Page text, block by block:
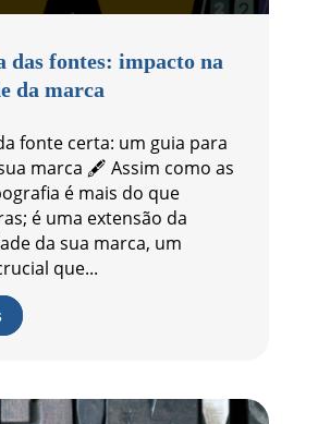
das fontes: impacto na
da marca
fonte certa: um guia para
marca 🖋️ Assim como as
é mais do que
é uma extensão da
da sua marca, um
que...